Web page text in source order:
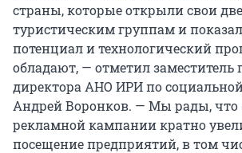
страны, которые открыли свои
туристическим группам и
потенциал и технологический
обладают, — отметил заместитель
директора АНО ИРИ по
Андрей Воронков. — Мы рады, что
рекламной кампании кратно
посещение предприятий, в том